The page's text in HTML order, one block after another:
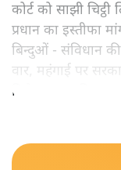
कोर्ट को साझी चिट्ठी
प्रधान का इस्तीफा
बिन्दुओं - संविधान की
वार, महंगाई पर
विरोध - सहमति बना